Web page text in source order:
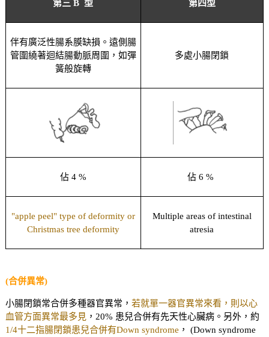
第三 B 型 第四型
伴有廣泛性腸系膜缺損。遠側腸
管圍繞著迴結腸動脈周圍，如彈
簧般旋轉
多處小腸閉鎖
佔 4 % 佔 6 %
"apple peel" type of deformity or
Christmas tree deformity
Multiple areas of intestinal
atresia
(合併異常)
小腸閉鎖常合併多種器官異常， 若就單一器官異常來看，則以心
血管方面異常最多見 ，20% 患兒合併有先天性心臟病。另外，約
1/4十二指腸閉鎖患兒合併有Down syndrome ， (Down syndrome